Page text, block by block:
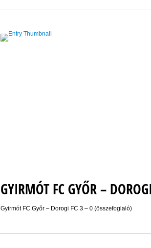
GYIRMÓT FC GYŐR –
Gyirmót FC Győr – Dorogi FC 3 – 0 (összefoglaló)